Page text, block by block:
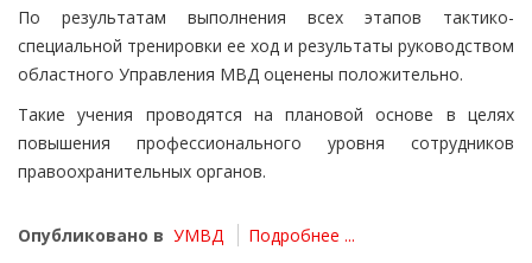
По результатам выполнения всех этапов тактико-
специальной тренировки ее ход и результаты руководством
областного Управления МВД оценены положительно.
Такие учения проводятся на плановой основе в целях
повышения профессионального уровня сотрудников
правоохранительных органов.
Опубликовано в УМВД Подробнее ...